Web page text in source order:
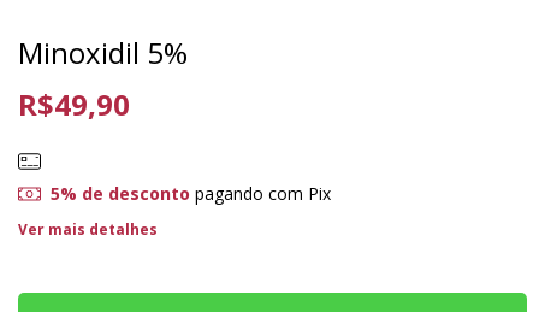
Minoxidil 5%
R$49,90
5% de desconto pagando com Pix
Ver mais detalhes